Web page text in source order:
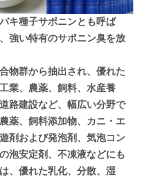
キ種子サポニンとも呼ば
強い特有のサポニン臭を放
物群から抽出され、優れた
業、農薬、飼料、水産養
路建設など、幅広い分野で
薬、飼料添加物、カニ・エ
剤および発泡剤、気泡コン
泡安定剤、不凍液などにも
、優れた乳化、分散、湿